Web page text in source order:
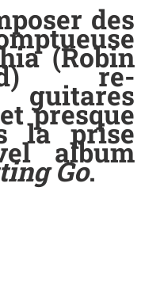
des
(Robin
re-
presque
la prise
album
Go.